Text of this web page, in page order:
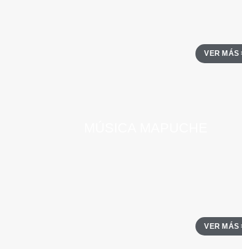
VER MÁS
VER MÁS